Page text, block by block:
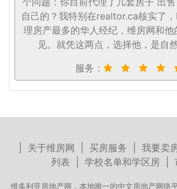
自己的？我特别在realtor.ca核实了
理房产最多的华人经纪，维房网和
见。就凭这两点，选择他，是自
服务：
关于维房网 买房服务 我要卖
列表
学校名单和学区房
维多利亚房地产网，本地唯一的中文房地产网络